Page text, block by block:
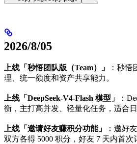
2026/8/05
上线「秒悟团队版（Team）」
：秒
理、统一额度和资产共享能力。
上线「DeepSeek-V4-Flash 模型」
：
衡，主打高并发、轻量化任务，适合
上线「邀请好友赚积分功能」
：邀好
双方各得 5000 积分，好友 7 天内首次